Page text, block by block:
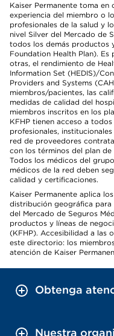
Kaiser Permanente toma en
experiencia del miembro o
profesionales de la salud y
nivel Silver del Mercado de
todos los demás productos
Foundation Health Plan). Es
otras, el rendimiento de
Information Set (HEDIS)/
Providers and Systems
miembros/pacientes, las
medidas de calidad del
miembros inscritos en los
KFHP tienen acceso a
profesionales,
red de proveedores
con los términos del plan
Todos los médicos del
médicos de la red deben
calidad y certificaciones.
Kaiser Permanente aplica
distribución geográfica para
del Mercado de Seguros
productos y líneas de
(KFHP). Accesibilidad a las
este directorio: los
atención de Kaiser
Obtenga
Nuestra